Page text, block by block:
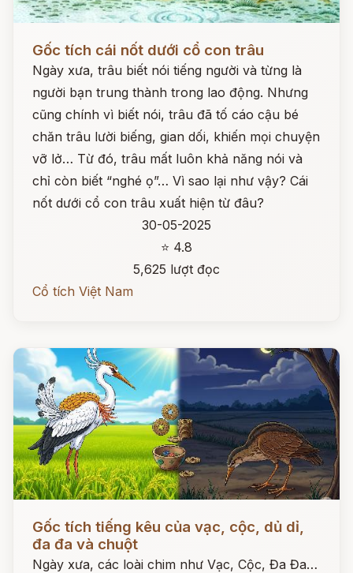
Đọc ngay
Gốc tích cái nốt dưới cổ con trâu
Ngày xưa, trâu biết nói tiếng người và từng là
người bạn trung thành trong lao động. Nhưng
cũng chính vì biết nói, trâu đã tố cáo cậu bé
chăn trâu lười biếng, gian dối, khiến mọi chuyện
vỡ lở… Từ đó, trâu mất luôn khả năng nói và
chỉ còn biết “nghé ọ”… Vì sao lại như vậy? Cái
nốt dưới cổ con trâu xuất hiện từ đâu?
30-05-2025
⭐ 4.8
5,625 lượt đọc
Cổ tích Việt Nam
Đọc ngay
Gốc tích tiếng kêu của vạc, cộc, dủ dỉ,
đa đa và chuột
Ngày xưa, các loài chim như Vạc, Cộc, Đa Đa…